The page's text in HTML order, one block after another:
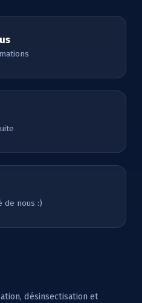
de nous :)
désinsectisation et